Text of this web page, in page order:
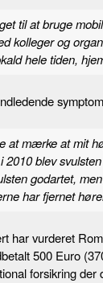
til at bruge
kolleger og
hele tiden,
at mærke at mit
2010 blev
godartet,
har fjernet
har vurderet
500 Euro
forsikring